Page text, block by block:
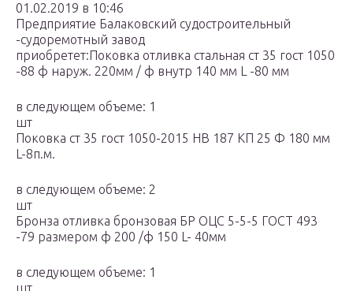
01.02.2019 в 10:46
Предприятие Балаковский судостроительный
-судоремотный завод
приобретет:Поковка отливка стальная ст 35 гост 1050
-88 ф наруж. 220мм / ф внутр 140 мм L -80 мм
в следующем объеме: 1
шт
Поковка ст 35 гост 1050-2015 НВ 187 КП 25 Ф 180 мм
L-8п.м.
в следующем объеме: 2
шт
Бронза отливка бронзовая БР ОЦС 5-5-5 ГОСТ 493
-79 размером ф 200 /ф 150 L- 40мм
в следующем объеме: 1
шт